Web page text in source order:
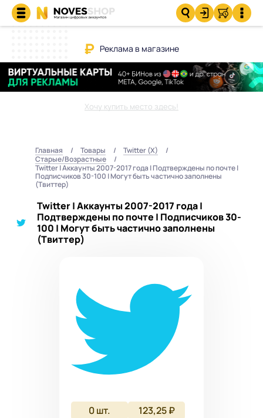
Реклама в магазине
Хочу купить место здесь!
Главная Товары
Twitter (X)
Старые/Возрастные
Twitter | Аккаунты 2007-2017 года | Подтверждены по почте |
Подписчиков 30-100 | Могут быть частично заполнены
(Твиттер)
Twitter | Аккаунты 2007-2017 года |
Подтверждены по почте | Подписчиков 30-
100 | Могут быть частично заполнены
(Твиттер)
0шт. 123,25 ₽